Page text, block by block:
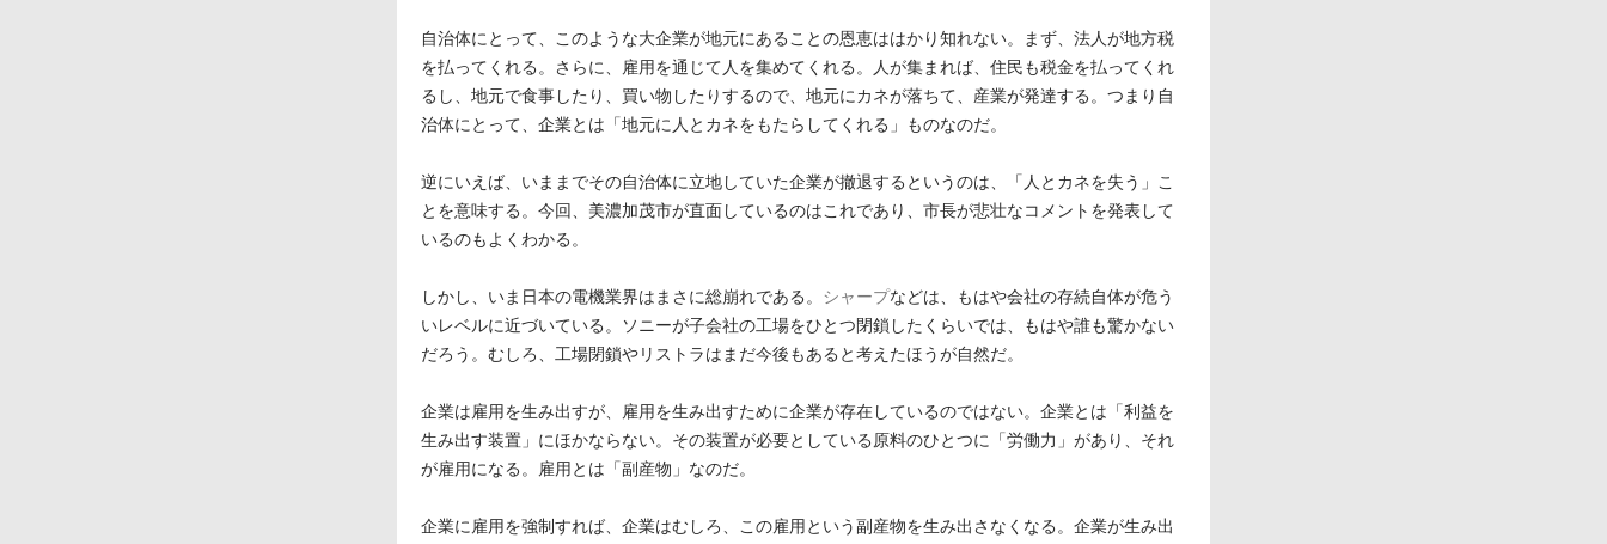
自治体にとって、このような大企業が地元にあることの恩恵ははかり知れない。まず、法人が地方税
を払ってくれる。さらに、雇用を通じて人を集めてくれる。人が集まれば、住民も税金を払ってくれ
るし、地元で食事したり、買い物したりするので、地元にカネが落ちて、産業が発達する。つまり自
治体にとって、企業とは「地元に人とカネをもたらしてくれる」ものなのだ。
逆にいえば、いままでその自治体に立地していた企業が撤退するというのは、「人とカネを失う」こ
とを意味する。今回、美濃加茂市が直面しているのはこれであり、市長が悲壮なコメントを発表して
いるのもよくわかる。
しかし、いま日本の電機業界はまさに総崩れである。 シャープなどは、もはや会社の存続自体が危う
いレベルに近づいている。ソニーが子会社の工場をひとつ閉鎖したくらいでは、もはや誰も驚かない
だろう。むしろ、工場閉鎖やリストラはまだ今後もあると考えたほうが自然だ。
企業は雇用を生み出すが、雇用を生み出すために企業が存在しているのではない。企業とは「利益を
生み出す装置」にほかならない。その装置が必要としている原料のひとつに「労働力」があり、それ
が雇用になる。雇用とは「副産物」なのだ。
企業に雇用を強制すれば、企業はむしろ、この雇用という副産物を生み出さなくなる。企業が生み出